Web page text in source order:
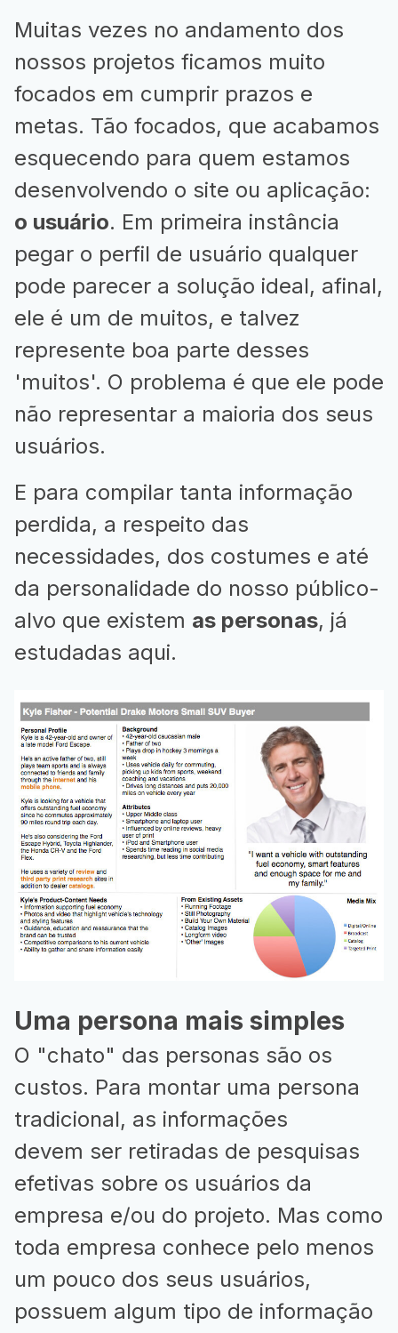
Muitas vezes no andamento dos
nossos projetos ficamos muito
focados em cumprir prazos e
metas. Tão focados, que acabamos
esquecendo para quem estamos
desenvolvendo o site ou aplicação:
o usuário. Em primeira instância
pegar o perfil de usuário qualquer
pode parecer a solução ideal, afinal,
ele é um de muitos, e talvez
represente boa parte desses
'muitos'. O problema é que ele pode
não representar a maioria dos seus
usuários.
E para compilar tanta informação
perdida, a respeito das
necessidades, dos costumes e até
da personalidade do nosso público-
alvo que existem as personas, já
estudadas aqui.
Uma persona mais simples
O "chato" das personas são os
custos. Para montar uma persona
tradicional, as informações
devem ser retiradas de pesquisas
efetivas sobre os usuários da
empresa e/ou do projeto. Mas como
toda empresa conhece pelo menos
um pouco dos seus usuários,
possuem algum tipo de informação